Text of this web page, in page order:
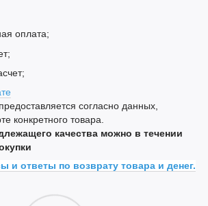
оплата;
согласно данных,
конкретного товара.
качества можно в течении
и ответы по возврату товара и денег.